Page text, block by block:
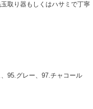
取り器もしくはハサミで丁寧
95.グレー、97.チャコール